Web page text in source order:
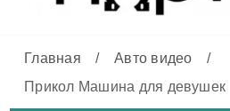
Главная / Авто видео
/
Прикол Машина для девушек